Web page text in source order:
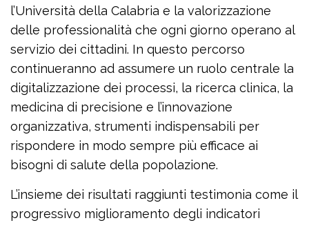
l’Università della Calabria e la valorizzazione
delle professionalità che ogni giorno operano al
servizio dei cittadini. In questo percorso
continueranno ad assumere un ruolo centrale la
digitalizzazione dei processi, la ricerca clinica, la
medicina di precisione e l’innovazione
organizzativa, strumenti indispensabili per
rispondere in modo sempre più efficace ai
bisogni di salute della popolazione.
L’insieme dei risultati raggiunti testimonia come il
progressivo miglioramento degli indicatori